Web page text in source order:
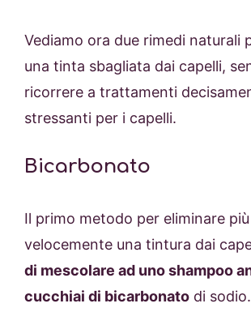
Vediamo ora due rimedi naturali
una tinta sbagliata dai capelli,
ricorrere a trattamenti
stressanti per i capelli.
Bicarbonato
Il primo metodo per eliminare più
velocemente una tintura dai
di mescolare ad uno shampoo
cucchiai di bicarbonato di